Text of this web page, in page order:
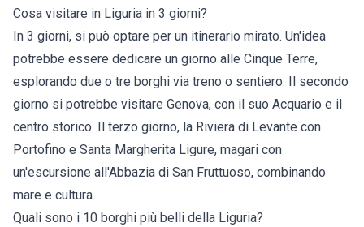
Cosa visitare in Liguria in 3 giorni?
In 3 giorni, si può optare per un itinerario mirato. Un'idea
potrebbe essere dedicare un giorno alle Cinque Terre,
esplorando due o tre borghi via treno o sentiero. Il secondo
giorno si potrebbe visitare Genova, con il suo Acquario e il
centro storico. Il terzo giorno, la Riviera di Levante con
Portofino e Santa Margherita Ligure, magari con
un'escursione all'Abbazia di San Fruttuoso, combinando
mare e cultura.
Quali sono i 10 borghi più belli della Liguria?